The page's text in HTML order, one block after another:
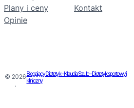
Plany i ceny
Opinie
Kontakt
© 2026
·
Biegający Dietetyk – Klaudia Szulc – Dietetyk sportowy i
kliniczny